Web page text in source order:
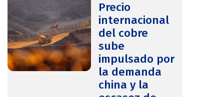
Precio
internacional
del cobre
sube
impulsado por
la demanda
china y la